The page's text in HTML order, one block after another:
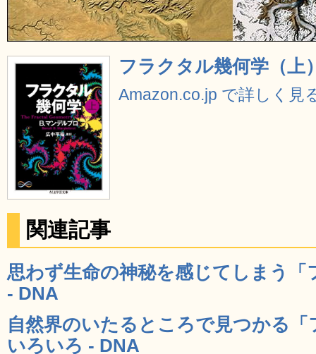
フラクタル幾何学（上
Amazon.co.jp で詳しく見
関連記事
思わず生命の神秘を感じてしまう「
- DNA
自然界のいたるところで見つかる
いろいろ - DNA